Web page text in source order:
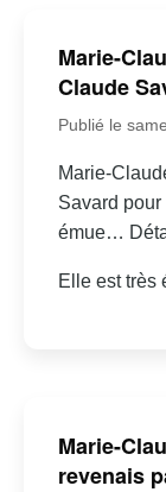
Marie-
Claude
Publié le
Marie-
Savard
émue…
Elle est très
Marie-
revenais